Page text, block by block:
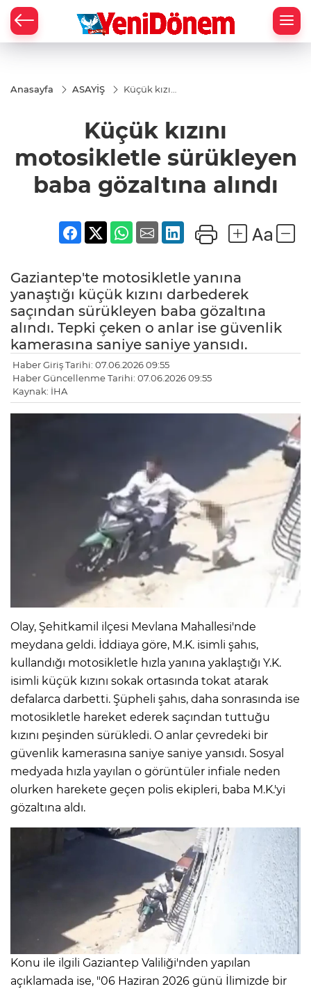
Anasayfa ASAYİŞ
Küçük kızını
baba
gözaltına
alındı
Küçük kızını
motosikletle sürükleyen
baba gözaltına alındı
Gaziantep'te motosikletle yanına
yanaştığı küçük kızını darbederek
saçından sürükleyen baba gözaltına
alındı. Tepki çeken o anlar ise güvenlik
kamerasına saniye saniye yansıdı.
Haber Giriş Tarihi: 07.06.2026 09:55
Haber Güncellenme Tarihi: 07.06.2026 09:55
Kaynak: İHA
Olay, Şehitkamil ilçesi Mevlana Mahallesi'nde
meydana geldi. İddiaya göre, M.K. isimli şahıs,
kullandığı motosikletle hızla yanına yaklaştığı Y.K.
isimli küçük kızını sokak ortasında tokat atarak
defalarca darbetti. Şüpheli şahıs, daha sonrasında ise
motosikletle hareket ederek saçından tuttuğu
kızını peşinden sürükledi. O anlar çevredeki bir
güvenlik kamerasına saniye saniye yansıdı. Sosyal
medyada hızla yayılan o görüntüler infiale neden
olurken harekete geçen polis ekipleri, baba M.K.'yi
gözaltına aldı.
Konu ile ilgili Gaziantep Valiliği'nden yapılan
açıklamada ise, "06 Haziran 2026 günü İlimizde bir